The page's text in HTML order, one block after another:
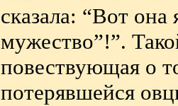
сказала: “Вот
мужество”!”.
повествующая о
потерявшейся